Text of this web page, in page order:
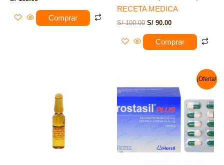
Comprar
RECETA MEDICA
S/100.00 S/ 90.00
Comprar
¡Oferta!
original
S/ 250.00.
actual
S/ 235.00.